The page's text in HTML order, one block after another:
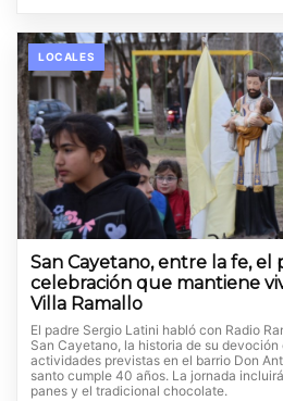
LOCALES
San Cayetano, entre la fe, el
celebración que mantiene
Villa Ramallo
El padre Sergio Latini habló con Radio
San Cayetano, la historia de su
actividades previstas en el barrio Don
santo cumple 40 años. La jornada
panes y el tradicional chocolate.